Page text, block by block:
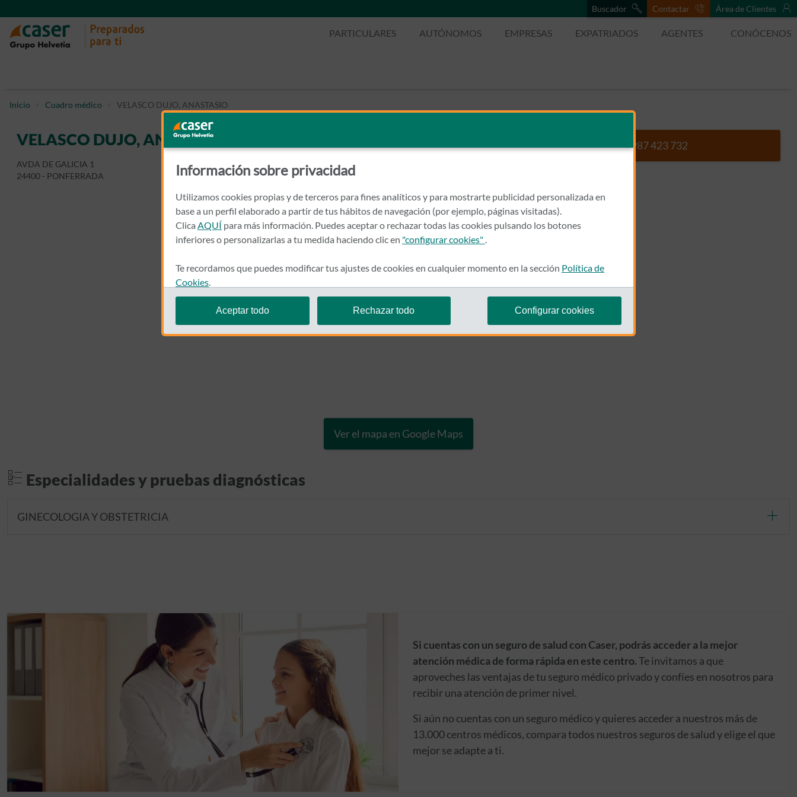
Buscador Contactar Área de Clientes
PARTICULARES AUTÓNOMOS EMPRESAS EXPATRIADOS AGENTES CONÓCENOS
Inicio Cuadro médico VELASCO DUJO, ANASTASIO
VELASCO DUJO, ANASTASIO
AVDA DE GALICIA 1
24400 - PONFERRADA
987 423 732
Llamar a VELASCO DUJO,
Ver el mapa en Google Maps
Especialidades y pruebas diagnósticas
GINECOLOGIA Y OBSTETRICIA
Si cuentas con un seguro de salud con Caser, podrás acceder a la mejor
atención médica de forma rápida en este centro.Te invitamos a que
aproveches las ventajas de tu seguro médico privado y confíes en nosotros para
recibir una atención de primer nivel.
Si aún no cuentas con un seguro médico y quieres acceder a nuestros más de
13.000 centros médicos, compara todos nuestros seguros de salud y elige el que
mejor se adapte a ti.
Información sobre privacidad
Utilizamos cookies propias y de terceros para fines analíticos y para mostrarte publicidad personalizada en
base a un perfil elaborado a partir de tus hábitos de navegación (por ejemplo, páginas visitadas).
Clica AQUÍ para más información. Puedes aceptar o rechazar todas las cookies pulsando los botones
inferiores o personalizarlas a tu medida haciendo clic en "configurar cookies" .
Te recordamos que puedes modificar tus ajustes de cookies en cualquier momento en la sección Política de
Cookies.
Aceptar todo Rechazar todo Configurar cookies